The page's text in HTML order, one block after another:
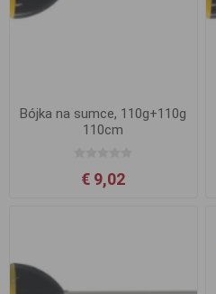
Bójka na sumce, 110g+110g
110cm
€ 9,02